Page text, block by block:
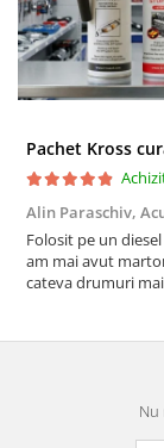
Alin Paraschiv,
Folosit pe un
am mai avut
cateva drumuri
Nu